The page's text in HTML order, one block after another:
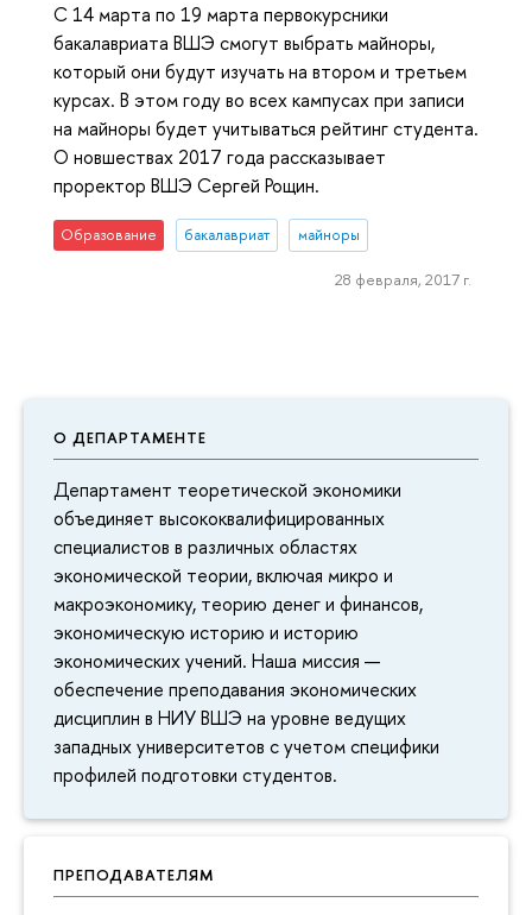
О ДЕПАРТАМЕНТЕ
Департамент теоретической экономики
объединяет высококвалифицированных
специалистов в различных областях
экономической теории, включая микро и
макроэкономику, теорию денег и финансов,
экономическую историю и историю
экономических учений. Наша миссия —
обеспечение преподавания экономических
дисциплин в НИУ ВШЭ на уровне ведущих
западных университетов с учетом специфики
профилей подготовки студентов.
ПРЕПОДАВАТЕЛЯМ
С 14 марта по 19 марта первокурсники
бакалавриата ВШЭ смогут выбрать майноры,
который они будут изучать на втором и третьем
курсах. В этом году во всех кампусах при записи
на майноры будет учитываться рейтинг студента.
О новшествах 2017 года рассказывает
проректор ВШЭ Сергей Рощин.
Образование бакалавриат майноры
28 февраля, 2017 г.